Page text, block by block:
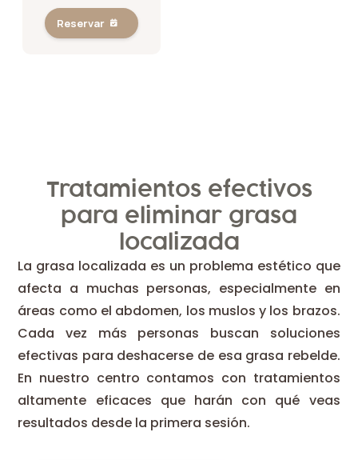
Reservar
Tratamientos efectivos
para eliminar grasa
localizada
La grasa localizada es un problema estético que
afecta a muchas personas, especialmente en
áreas como el abdomen, los muslos y los brazos.
Cada vez más personas buscan soluciones
efectivas para deshacerse de esa grasa rebelde.
En nuestro centro contamos con tratamientos
altamente eficaces que harán con qué veas
resultados desde la primera sesión.